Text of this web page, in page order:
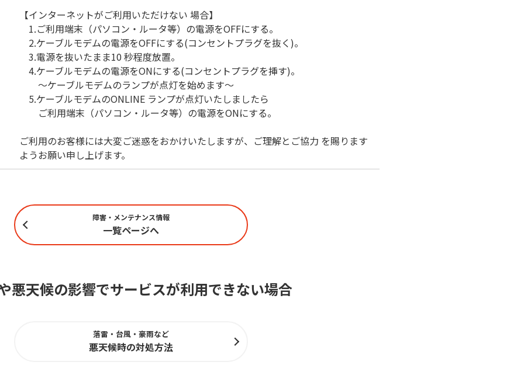
【インターネットがご利用いただけない 場合】
1.ご利用端末（パソコン・ルータ等）の電源をOFFにする。
2.ケーブルモデムの電源をOFFにする(コンセントプラグを抜く)。
3.電源を抜いたまま10 秒程度放置。
4.ケーブルモデムの電源をONにする(コンセントプラグを挿す)。
～ケーブルモデムのランプが点灯を始めます～
5.ケーブルモデムのONLINE ランプが点灯いたしましたら
ご利用端末（パソコン・ルータ等）の電源をONにする。
ご利用のお客様には大変ご迷惑をおかけいたしますが、ご理解とご協力 を賜ります
ようお願い申し上げます。
障害・メンテナンス情報
一覧ページへ
悪天候の影響でサービスが利用できない場合
落雷・台風・豪雨など
悪天候時の対処方法